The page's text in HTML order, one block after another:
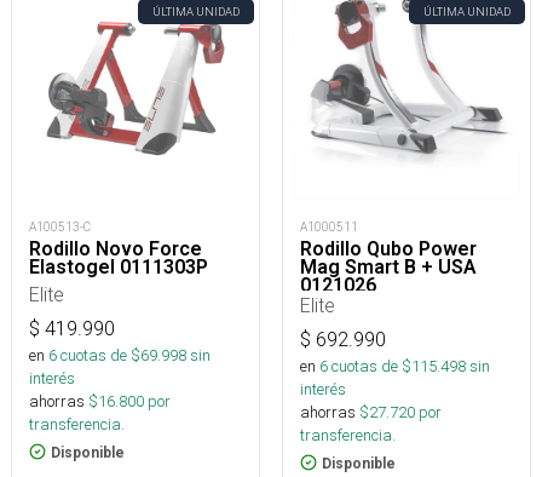
ÚLTIMA UNIDAD
A100513-C
Rodillo Novo Force
Elastogel 0111303P
Elite
$ 419.990
en 6cuotas de $69.998sin
interés
ahorras $16.800 por
transferencia.
Disponible
ÚLTIMA UNIDAD
A1000511
Rodillo Qubo Power
Mag Smart B + USA
0121026
Elite
$ 692.990
en 6cuotas de $115.498sin
interés
ahorras $27.720 por
transferencia.
Disponible